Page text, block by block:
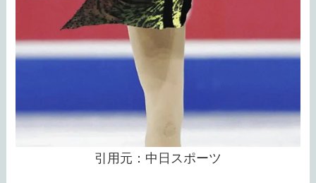
引用元：中日スポーツ